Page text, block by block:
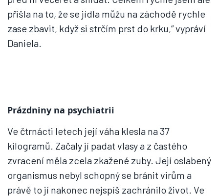
přišla na to, že se jídla můžu na záchodě rychle
zase zbavit, když si strčím prst do krku,“ vypráví
Daniela.
Prázdniny na psychiatrii
Ve čtrnácti letech její váha klesla na 37
kilogramů. Začaly jí padat vlasy a z častého
zvracení měla zcela zkažené zuby. Její oslabený
organismus nebyl schopný se bránit virům a
právě to jí nakonec nejspíš zachránilo život. Ve